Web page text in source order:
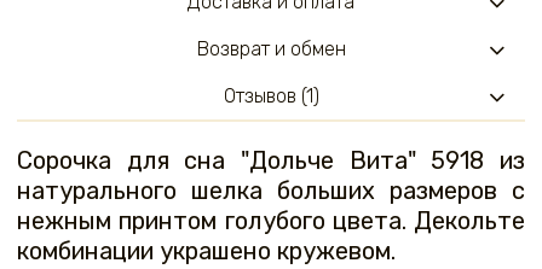
Сорочка для сна "Дольче Вита" 5918 из
натурального шелка больших размеров с
нежным принтом голубого цвета. Декольте
комбинации украшено кружевом.
Возврат и обмен
Отзывов (1)